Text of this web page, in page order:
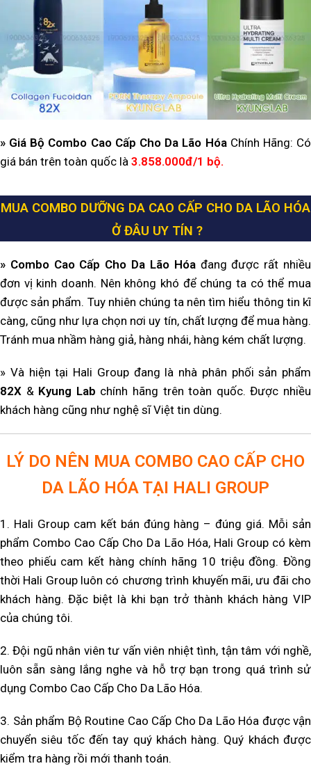
» Giá Bộ Combo Cao Cấp Cho Da Lão Hóa Chính Hãng: Có
giá bán trên toàn quốc là 3.858.000đ/1 bộ.
MUA COMBO DƯỠNG DA CAO CẤP CHO DA LÃO HÓA
Ở ĐÂU UY TÍN ?
» Combo Cao Cấp Cho Da Lão Hóa đang được rất nhiều
đơn vị kinh doanh. Nên không khó để chúng ta có thể mua
được sản phẩm. Tuy nhiên chúng ta nên tìm hiểu thông tin kĩ
càng, cũng như lựa chọn nơi uy tín, chất lượng để mua hàng.
Tránh mua nhầm hàng giả, hàng nhái, hàng kém chất lượng.
» Và hiện tại Hali Group đang là nhà phân phối sản phẩm
82X & Kyung Lab chính hãng trên toàn quốc. Được nhiều
khách hàng cũng như nghệ sĩ Việt tin dùng.
LÝ DO NÊN MUA COMBO CAO CẤP CHO
DA LÃO HÓA TẠI HALI GROUP
1. Hali Group cam kết bán đúng hàng – đúng giá. Mỗi sản
phẩm Combo Cao Cấp Cho Da Lão Hóa, Hali Group có kèm
theo phiếu cam kết hàng chính hãng 10 triệu đồng. Đồng
thời Hali Group luôn có chương trình khuyến mãi, ưu đãi cho
khách hàng. Đặc biệt là khi bạn trở thành khách hàng VIP
của chúng tôi.
2. Đội ngũ nhân viên tư vấn viên nhiệt tình, tận tâm với nghề,
luôn sẵn sàng lắng nghe và hỗ trợ bạn trong quá trình sử
dụng Combo Cao Cấp Cho Da Lão Hóa.
3. Sản phẩm Bộ Routine Cao Cấp Cho Da Lão Hóa được vận
chuyển siêu tốc đến tay quý khách hàng. Quý khách được
kiểm tra hàng rồi mới thanh toán.